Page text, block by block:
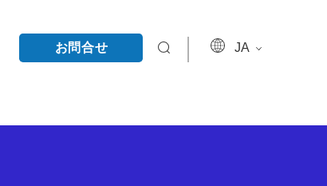
お問合せ JA